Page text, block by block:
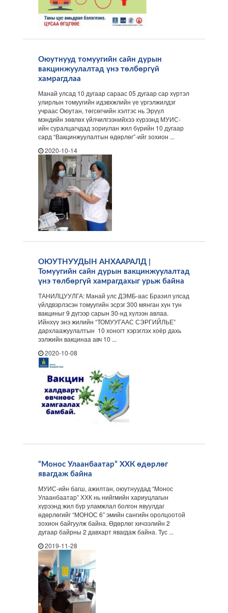
Оюутнууд томуугийн сайн дурын
вакцинжуулалтад үнэ төлбөргүй
хамрагдлаа
Манай улсад 10 дугаар сараас 05 дугаар сар хүртэл
улирлын томуугийн идэвхжлийн үе үргэлжилдэг
учраас Оюутан, төгсөгчийн хэлтэс нь Эрүүл
мэндийн зөвлөх үйлчилгээнийхээ хүрээнд МУИС-
ийн суралцагчдад зориулан жил бүрийн 10 дугаар
сард “Вакцинжуулалтын өдөрлөг”-ийг зохион ...
2020-10-14
ОЮУТНУУДЫН АНХААРАЛД |
Томуугийн сайн дурын вакцинжуулалтад
үнэ төлбөргүй хамрагдахыг урьж байна
ТАНИЛЦУУЛГА: Манай улс ДЭМБ-аас Бразил улсад
үйлдвэрлэсэн томуугийн эсрэг 300 мянган хүн тун
вакциныг 9 дүгээр сарын 30-нд хүлээн авлаа.
Ийнхүү энэ жилийн “ТОМУУГААС СЭРГИЙЛЬЕ”
дархлаажуулалтын 10 хоногт хэрэглэх хоёр дахь
ээлжийн вакцинаа авч 10 ...
2020-10-08
“Монос Улаанбаатар” ХХК өдөрлөг
явагдаж байна
МУИС-ийн багш, ажилтан, оюутнуудад “Монос
Улаанбаатар” ХХК нь нийгмийн хариуцлагын
хүрээнд жил бүр уламжлал болгон явуулдаг
өдөрлөгийг “МОНОС 6” эмийн сангийн оролцоотой
зохион байгуулж байна. Өдөрлөг хичээлийн 2
дугаар байрны 2 давхарт явагдаж байна. Тус ...
2019-11-28